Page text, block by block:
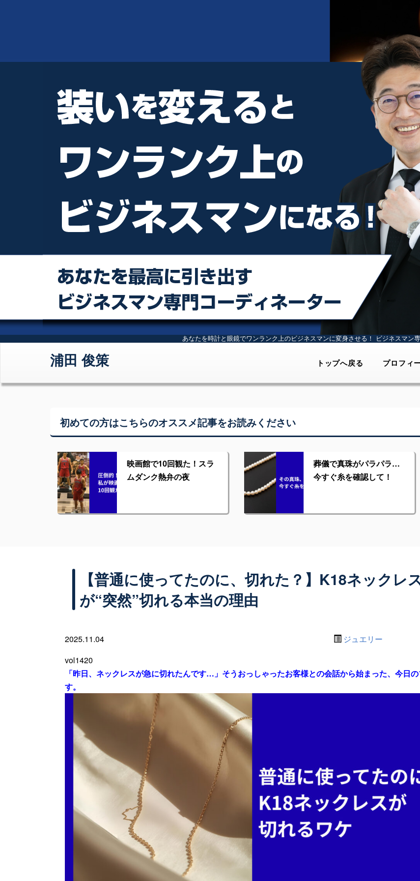
あなたを時計と眼鏡でワンランク上のビジネスマンに変身させる！ビジネスマン
浦田 俊策 トップへ戻る プロフィ
初めての方はこちらのオススメ記事をお読みください
映画館で10回観た！スラ
ムダンク熱弁の夜
葬儀で真珠がパラパラ…
今すぐ糸を確認して！
【普通に使ってたのに、切れた？】K18ネックレ
が“突然”切れる本当の理由
2025.11.04
ジュエリー
vol1420
「昨日、ネックレスが急に切れたんです…」そうおっしゃったお客様との会話から始まった、今日
す。